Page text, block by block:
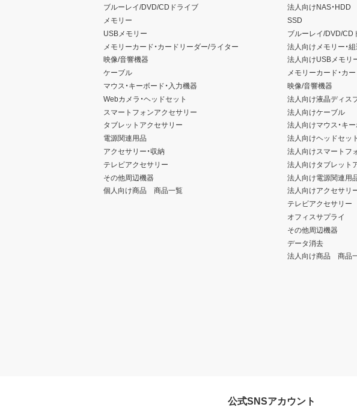
ブルーレイ/DVD/CDドライブ
メモリー
USBメモリー
メモリーカード・カードリーダー/ライター
映像/音響機器
ケーブル
マウス・キーボード・入力機器
Webカメラ・ヘッドセット
スマートフォンアクセサリー
タブレットアクセサリー
電源関連用品
アクセサリー・収納
テレビアクセサリー
その他周辺機器
個人向け商品 商品一覧
法人向けNAS・HDD
SSD
ブルーレイ/DVD/CD
法人向けメモリー・
法人向けUSBメモリ
メモリーカード・カ
映像/音響機器
法人向け液晶ディス
法人向けケーブル
法人向けマウス・キ
法人向けヘッドセット
法人向けスマートフ
法人向けタブレット
法人向け電源関連用
法人向けアクセサリ
テレビアクセサリー
オフィスサプライ
その他周辺機器
データ消去
法人向け商品 商品
公式SNSアカウント